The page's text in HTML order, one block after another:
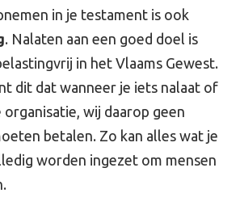
in je testament is ook
. Nalaten aan een goed doel is
in het Vlaams Gewest.
dit dat wanneer je iets nalaat of
organisatie, wij daarop geen
betalen. Zo kan alles wat je
worden ingezet om mensen